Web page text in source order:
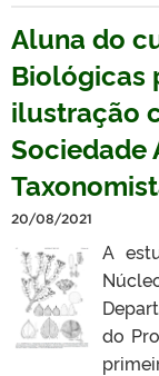
Aluna do
Biológicas
ilustração
Sociedade
20/08/2021
A
do